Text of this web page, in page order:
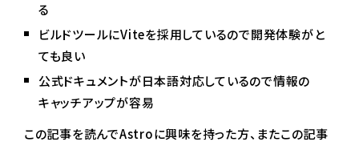
る
ビルドツールにViteを採用しているので開発体験がと
ても良い
公式ドキュメントが日本語対応しているので情報の
キャッチアップが容易
この記事を読んでAstroに興味を持った方、またこの記事